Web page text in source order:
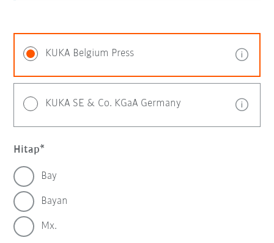
KUKA Belgium Press
KUKA SE & Co. KGaA Germany
Hitap
Bay
Bayan
Mx.